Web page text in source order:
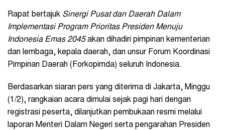
Rapat bertajuk Sinergi Pusat dan Daerah Dalam
Implementasi Program Prioritas Presiden Menuju
Indonesia Emas 2045akan dihadiri pimpinan kementerian
dan lembaga, kepala daerah, dan unsur Forum Koordinasi
Pimpinan Daerah (Forkopimda) seluruh Indonesia.
Berdasarkan siaran pers yang diterima di Jakarta, Minggu
(1/2), rangkaian acara dimulai sejak pagi hari dengan
registrasi peserta, dilanjutkan pembukaan resmi melalui
laporan Menteri Dalam Negeri serta pengarahan Presiden